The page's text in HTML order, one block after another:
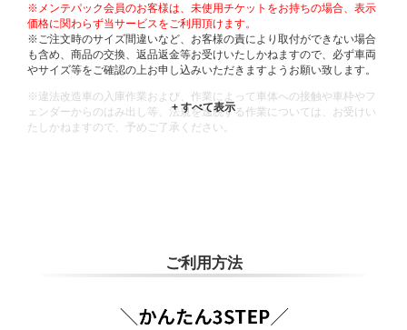
※メンテパック会員のお客様は、未使用チケットをお持ちの場合、表示
価格に関わらず当サービスをご利用頂けます。
※ご注文時のサイズ間違いなど、お客様の責により取付ができない場合
も含め、商品の交換、返品返金等お受けいたしかねますので、必ず車両
やサイズ等をご確認の上お申し込みいただきますようお願い致します。
※違法改造車の入庫作業および、作業によって車体への接触や車枠やフ
ェンダーからのはみ出し等、法規を逸脱する作業については、お受けい
たしかねますので、予めご了承ください。
ご利用方法